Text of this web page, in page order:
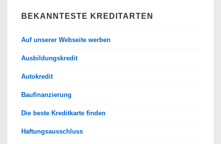
BEKANNTESTE KREDITARTEN
Auf unserer Webseite werben
Ausbildungskredit
Autokredit
Baufinanzierung
Die beste Kreditkarte finden
Haftungsausschluss